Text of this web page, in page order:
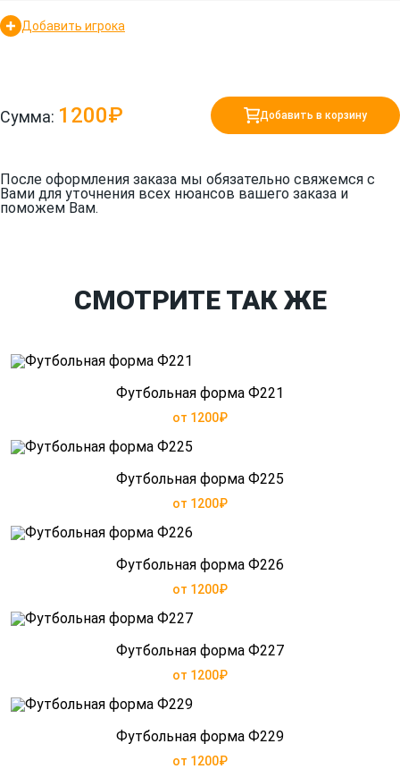
Добавить игрока
После оформления заказа мы обязательно свяжемся с
Вами для уточнения всех нюансов вашего заказа и
поможем Вам.
Сумма: 1200₽ Добавить в корзину
СМОТРИТЕ ТАК ЖЕ
Футбольная форма Ф221
от 1200₽
Футбольная форма Ф225
от 1200₽
Футбольная форма Ф226
от 1200₽
Футбольная форма Ф227
от 1200₽
Футбольная форма Ф229
от 1200₽